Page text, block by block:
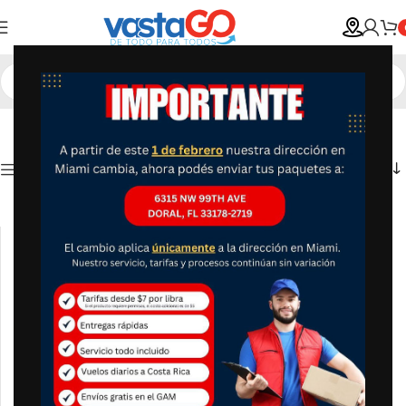
Show column